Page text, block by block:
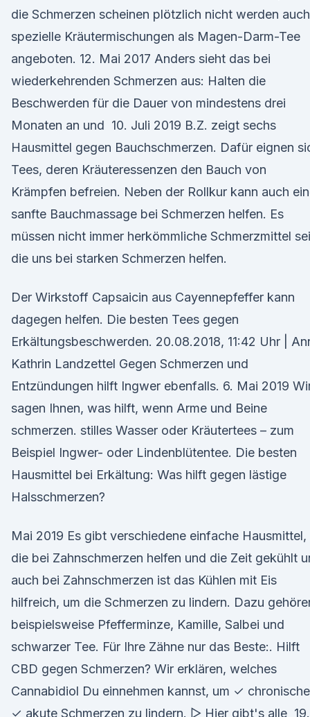
die Schmerzen scheinen plötzlich nicht werden auch
spezielle Kräutermischungen als Magen-Darm-Tee
angeboten. 12. Mai 2017 Anders sieht das bei
wiederkehrenden Schmerzen aus: Halten die
Beschwerden für die Dauer von mindestens drei
Monaten an und 10. Juli 2019 B.Z. zeigt sechs
Hausmittel gegen Bauchschmerzen. Dafür eignen
Tees, deren Kräuteressenzen den Bauch von
Krämpfen befreien. Neben der Rollkur kann auch
sanfte Bauchmassage bei Schmerzen helfen. Es
müssen nicht immer herkömmliche Schmerzmittel
die uns bei starken Schmerzen helfen.
Der Wirkstoff Capsaicin aus Cayennepfeffer kann
dagegen helfen. Die besten Tees gegen
Erkältungsbeschwerden. 20.08.2018, 11:42 Uhr |
Kathrin Landzettel Gegen Schmerzen und
Entzündungen hilft Ingwer ebenfalls. 6. Mai 2019
sagen Ihnen, was hilft, wenn Arme und Beine
schmerzen. stilles Wasser oder Kräutertees – zum
Beispiel Ingwer- oder Lindenblütentee. Die besten
Hausmittel bei Erkältung: Was hilft gegen lästige
Halsschmerzen?
Mai 2019 Es gibt verschiedene einfache Hausmittel,
die bei Zahnschmerzen helfen und die Zeit gekühlt
auch bei Zahnschmerzen ist das Kühlen mit Eis
hilfreich, um die Schmerzen zu lindern. Dazu
beispielsweise Pfefferminze, Kamille, Salbei und
schwarzer Tee. Für Ihre Zähne nur das Beste:. Hilft
CBD gegen Schmerzen? Wir erklären, welches
Cannabidiol Du einnehmen kannst, um ✓
✓ akute Schmerzen zu lindern. ▷ Hier gibt's alle 19.